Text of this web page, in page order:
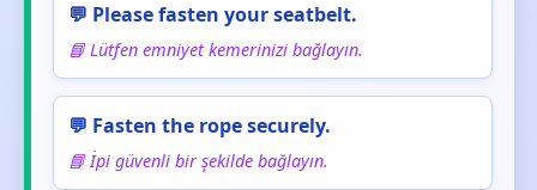
💬 Please fasten your seatbelt.
📘 Lütfen emniyet kemerinizi bağlayın.
💬 Fasten the rope securely.
📘 İpi güvenli bir şekilde bağlayın.